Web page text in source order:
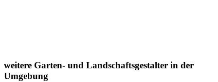
weitere Garten- und Landschaftsgestalter in der
Umgebung